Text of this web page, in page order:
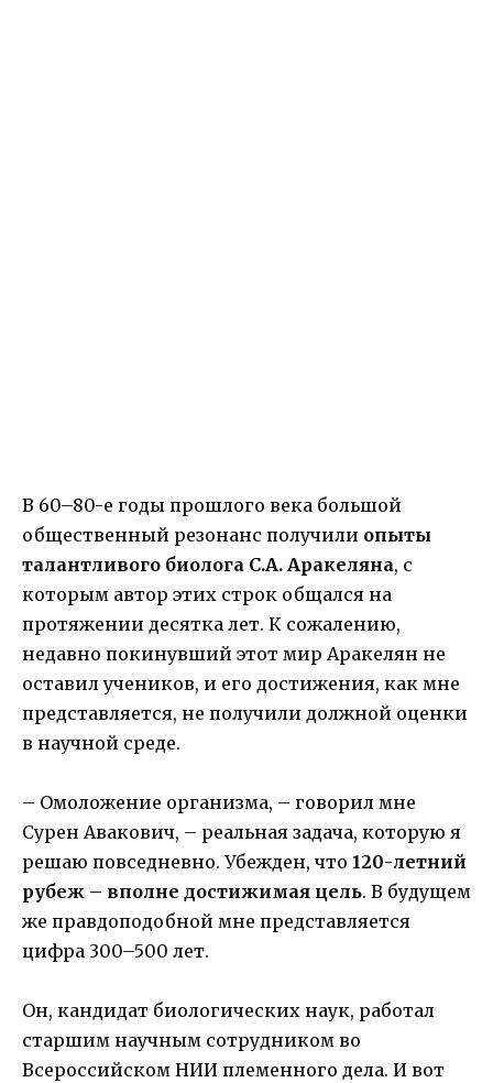
В 60–80-е годы прошлого века большой
общественный резонанс получили опыты
талантливого биолога С.А. Аракеляна, с
которым автор этих строк общался на
протяжении десятка лет. К сожалению,
недавно покинувший этот мир Аракелян не
оставил учеников, и его достижения, как мне
представляется, не получили должной оценки
в научной среде.
– Омоложение организма, – говорил мне
Сурен Авакович, – реальная задача, которую я
решаю повседневно. Убежден, что 120-летний
рубеж – вполне достижимая цель. В будущем
же правдоподобной мне представляется
цифра 300–500 лет.
Он, кандидат биологических наук, работал
старшим научным сотрудником во
Всероссийском НИИ племенного дела. И вот